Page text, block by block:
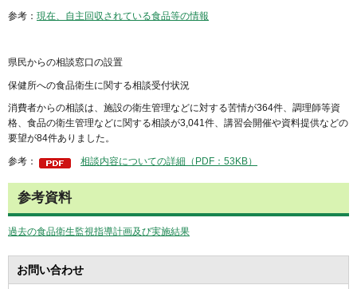
参考： 現在、自主回収されている食品等の情報
県民からの相談窓口の設置
保健所への食品衛生に関する相談受付状況
消費者からの相談は、施設の衛生管理などに対する苦情が364件、調理師等資
格、食品の衛生管理などに関する相談が3,041件、講習会開催や資料提供などの
要望が84件ありました。
参考： 相談内容についての詳細（PDF：53KB）
参考資料
過去の食品衛生監視指導計画及び実施結果
お問い合わせ